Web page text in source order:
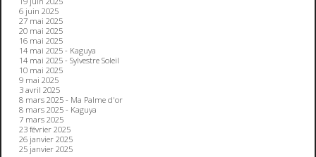
6 juin 2025
27 mai 2025
20 mai 2025
16 mai 2025
14 mai 2025 - Kaguya
14 mai 2025 - Sylvestre Soleil
10 mai 2025
9 mai 2025
3 avril 2025
8 mars 2025 - Ma Palme d'or
8 mars 2025 - Kaguya
7 mars 2025
23 février 2025
26 janvier 2025
25 janvier 2025